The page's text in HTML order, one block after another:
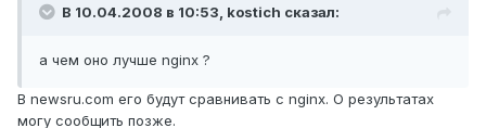
В 10.04.2008 в 10:53, kostich сказал:
а чем оно лучше nginx ?
В newsru.com его будут сравнивать с nginx. О результатах
могу сообщить позже.